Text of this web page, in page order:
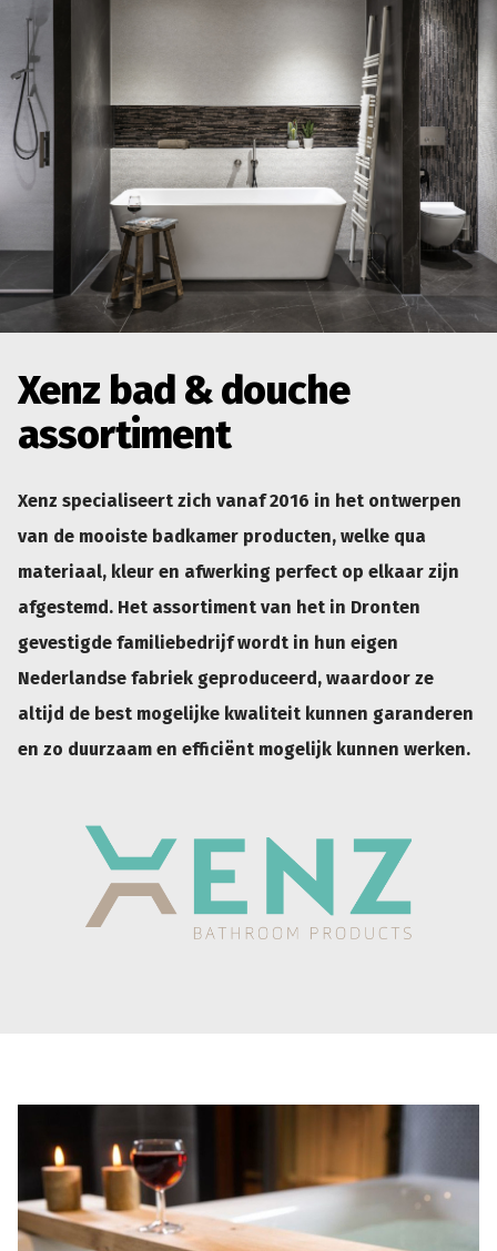
Xenz bad & douche
assortiment
Xenz specialiseert zich vanaf 2016 in het ontwerpen
van de mooiste badkamer producten, welke qua
materiaal, kleur en afwerking perfect op elkaar zijn
afgestemd. Het assortiment van het in Dronten
gevestigde familiebedrijf wordt in hun eigen
Nederlandse fabriek geproduceerd, waardoor ze
altijd de best mogelijke kwaliteit kunnen garanderen
en zo duurzaam en efficiënt mogelijk kunnen werken.